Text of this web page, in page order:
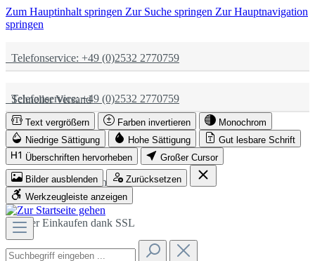
Zum Hauptinhalt springen Zur Suche springen Zur Hauptnavigation
springen
Telefonservice: +49 (0)2532 2770759
Schneller Versand
Partnerschaftlich
Sicher Einkaufen dank SSL
Telefonservice: +49 (0)2532 2770759
Schneller Versand
Partnerschaftlich
Sicher Einkaufen dank SSL
Text vergrößern Farben invertieren
Monochrom
Niedrige Sättigung
Hohe Sättigung
Gut lesbare Schrift
Überschriften hervorheben
Großer Cursor
Bilder ausblenden
Zurücksetzen
Werkzeugleiste anzeigen